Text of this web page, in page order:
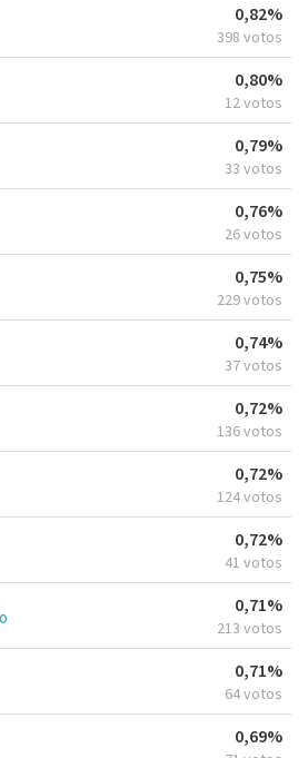
0,82%
398 votos
0,80%
12 votos
0,79%
33 votos
0,76%
26 votos
0,75%
229 votos
0,74%
37 votos
0,72%
136 votos
0,72%
124 votos
0,72%
41 votos
0,71%
213 votos
0,71%
64 votos
0,69%